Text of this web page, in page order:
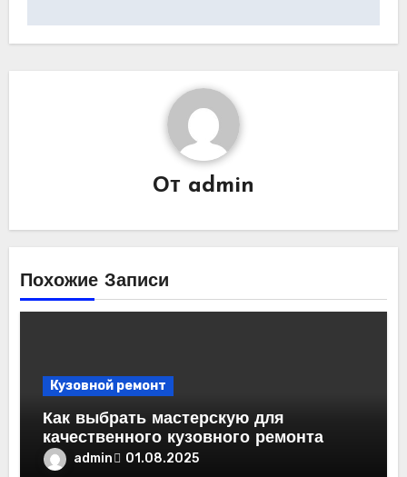
От admin
Похожие Записи
Кузовной ремонт
Как выбрать мастерскую для
качественного кузовного ремонта
admin 01.08.2025